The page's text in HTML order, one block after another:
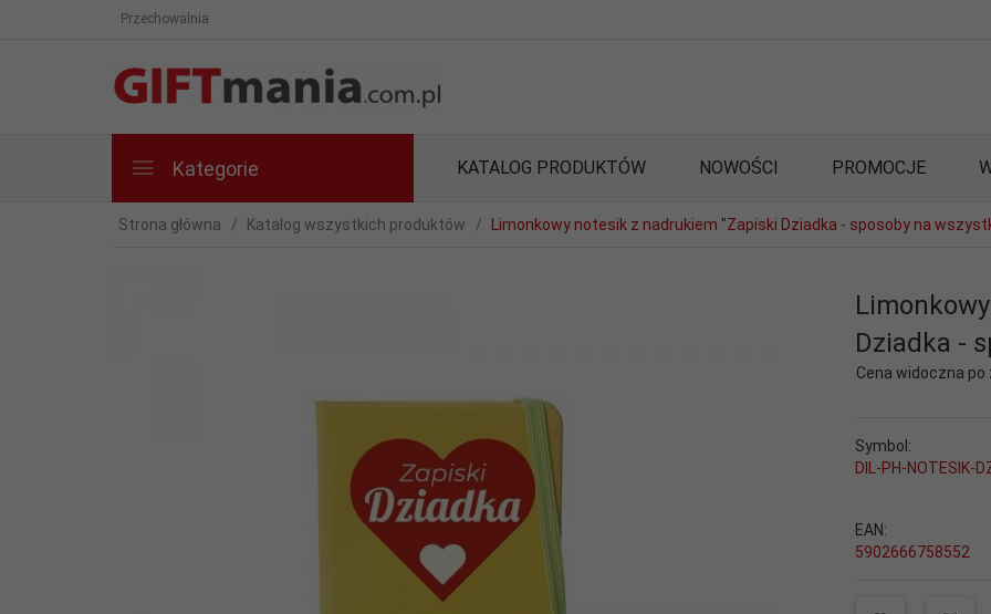
Przechowalnia
Kategorie KATALOG PRODUKTÓW NOWOŚCI PROMOCJE
Strona główna Katalog wszystkich produktów Limonkowy notesik z nadrukiem "Zapiski Dziadka - sposoby na
Dziadka -
Cena widoczna po
Symbol:
DIL-PH-NOTESIK-
EAN:
5902666758552